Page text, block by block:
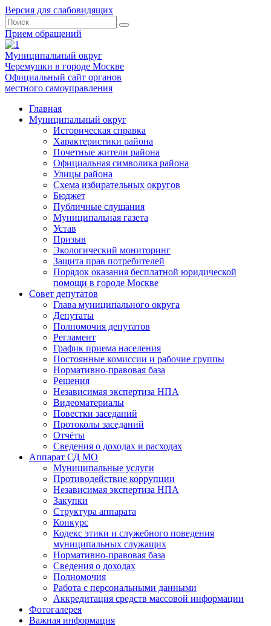
Версия для слабовидящих
Прием обращений
Муниципальный округ
Черемушки в городе Москве
Официальный сайт органов
местного самоуправления
Главная
Муниципальный округ
Историческая справка
Характеристики района
Почетные жители района
Официальная символика района
Улицы района
Схема избирательных округов
Бюджет
Публичные слушания
Муниципальная газета
Устав
Призыв
Экологический мониторинг
Защита прав потребителей
Порядок оказания бесплатной юридической
помощи в городе Москве
Совет депутатов
Глава муниципального округа
Депутаты
Полномочия депутатов
Регламент
График приема населения
Постоянные комиссии и рабочие группы
Нормативно-правовая база
Решения
Независимая экспертиза НПА
Видеоматериалы
Повестки заседаний
Протоколы заседаний
Отчёты
Сведения о доходах и расходах
Аппарат СД МО
Муниципальные услуги
Противодействие коррупции
Независимая экспертиза НПА
Закупки
Структура аппарата
Конкурс
Кодекс этики и служебного поведения
муниципальных служащих
Нормативно-правовая база
Сведения о доходах
Полномочия
Работа с персональными данными
Аккредитация средств массовой информации
Фотогалерея
Важная информация